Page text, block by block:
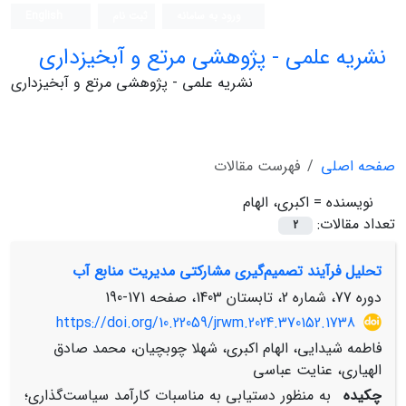
نشریه علمی - پژوهشی مرتع و آبخیزداری
نشریه علمی - پژوهشی مرتع و آبخیزداری
صفحه اصلی
فهرست مقالات
نویسنده = اکبری، الهام
تعداد مقالات:
2
تحلیل فرآیند تصمیم‌گیری مشارکتی مدیریت منابع آب
دوره 77، شماره 2، تابستان 1403، صفحه
171-190
https://doi.org/10.22059/jrwm.2024.370152.1738
فاطمه شیدایی، الهام اکبری، شهلا چوبچیان، محمد صادق
الهیاری، عنایت عباسی
چکیده به منظور دستیابی به مناسبات کارآمد سیاست‌گذاری؛